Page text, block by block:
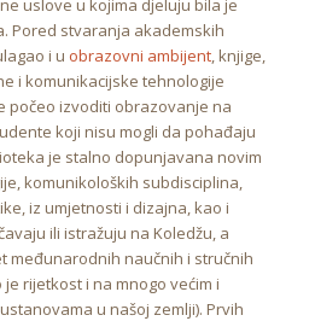
uslove u kojima djeluju bila je
Pored stvaranja akademskih
i u obrazovni ambijent, knjige,
i komunikacijske tehnologije
počeo izvoditi obrazovanje na
koji nisu mogli da pohađaju
je stalno dopunjavana novim
komunikoloških subdisciplina,
iz umjetnosti i dizajna, kao i
ili istražuju na Koledžu, a
međunarodnih naučnih i stručnih
rijetkost i na mnogo većim i
u našoj zemlji). Prvih